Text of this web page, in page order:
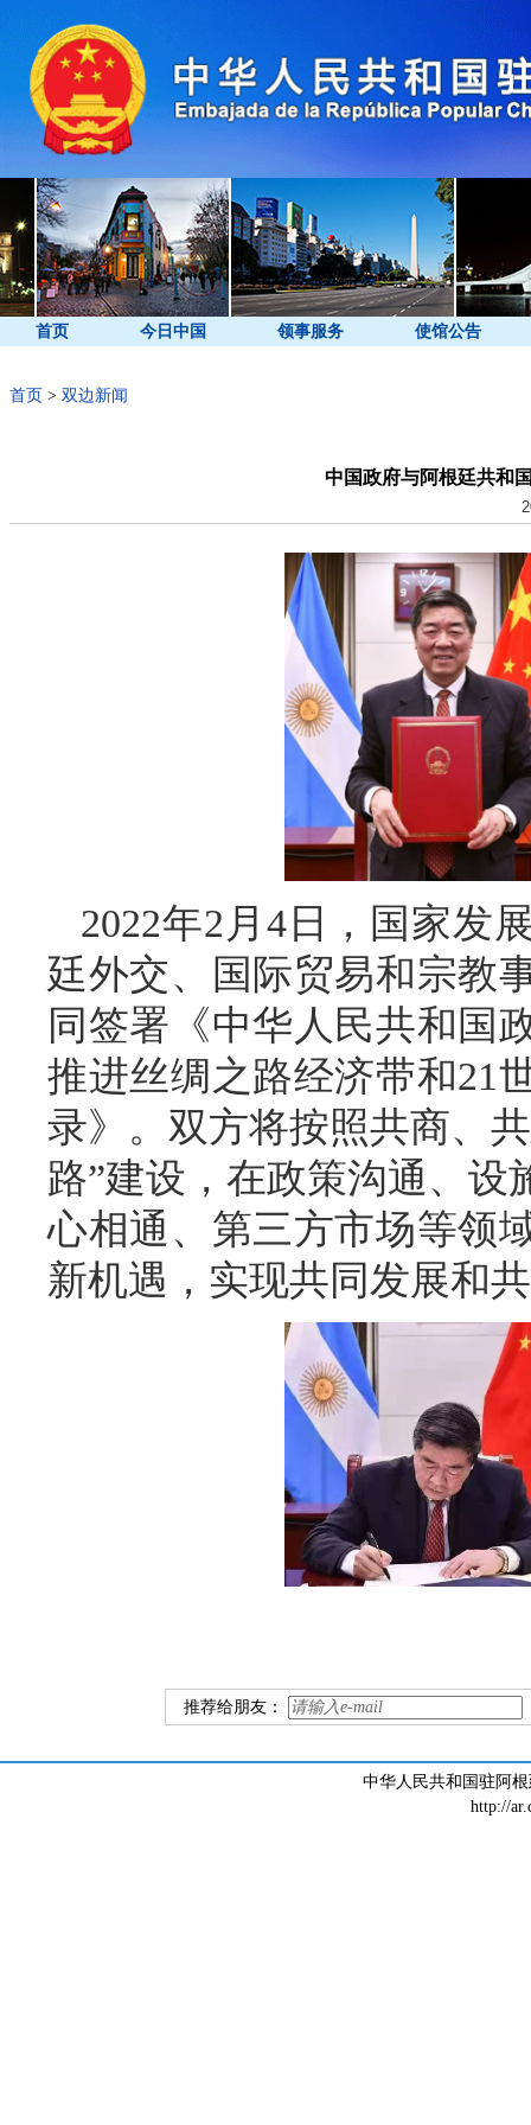
首页 今日中国 领事服务 使馆公告
首页 > 双边新闻
中国政府与阿根廷共和
2022年2月4日，国家发
廷外交、国际贸易和宗教
同签署《中华人民共和国
推进丝绸之路经济带和21
录》。双方将按照共商、
路”建设，在政策沟通、
心相通、第三方市场等领
新机遇，实现共同发展和
推荐给朋友：
中华人民共和国驻阿
http://